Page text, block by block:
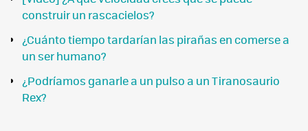
construir un rascacielos?
¿Cuánto tiempo tardarían las pirañas en comerse a
un ser humano?
¿Podríamos ganarle a un pulso a un Tiranosaurio
Rex?